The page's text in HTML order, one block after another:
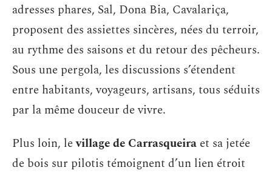
adresses phares, Sal, Dona Bia, Cavalariça,
proposent des assiettes sincères, nées du terroir,
au rythme des saisons et du retour des pêcheurs.
Sous une pergola, les discussions s’étendent
entre habitants, voyageurs, artisans, tous séduits
par la même douceur de vivre.
Plus loin, levillage de Carrasqueira et sa jetée
de bois sur pilotis témoignent d’un lien étroit